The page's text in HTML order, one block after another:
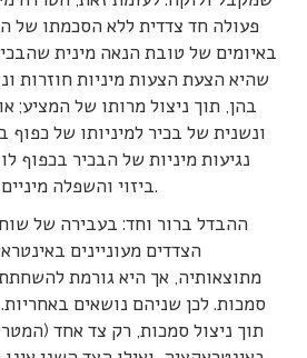
פעולה חד צדדית ללא הסכמתו של
באיומים של טובת הנאה מינית
שהיא הצעת הצעות מיניות חוזרות
בהן, תוך ניצול מרותו של המציע;
ונשנית של בכיר למיניותו של כפוף
נגיעות מיניות של הבכיר בכפוף
ביזוי והשפלה מיניים של הכפוף על ידי הבכיר.
ההבדל ברור וחד: בעבירה של
הצדדים מעוניינים
מתוצאותיה, אך היא גורמת להשחתת
סמכות. לכן שניהם נושאים
תוך ניצול סמכות, רק צד אחד